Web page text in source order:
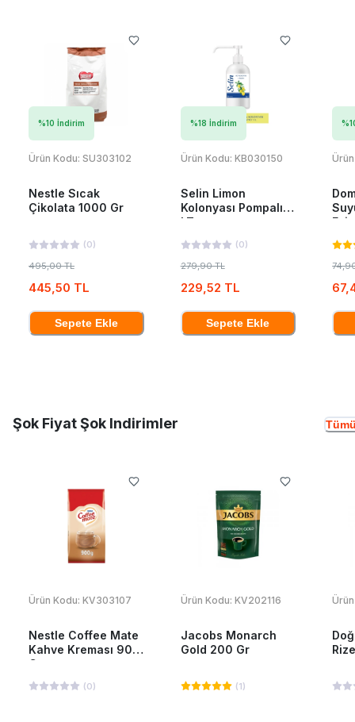
%10 İndirim
Ürün Kodu: SU303102
Nestle Sıcak
Çikolata 1000 Gr
(0)
495,00 TL
445,50 TL
Sepete Ekle
%18 İndirim
Ürün Kodu: KB030150
Selin Limon
Kolonyası Pompalı 1
LT
(0)
279,90 TL
229,52 TL
Sepete Ekle
%
Şok Fiyat Şok Indirimler
Ürün Kodu: KV303107
Nestle Coffee Mate
Kahve Kreması 900
Gr
(0)
Ürün Kodu: KV202116
Jacobs Monarch
Gold 200 Gr
(1)